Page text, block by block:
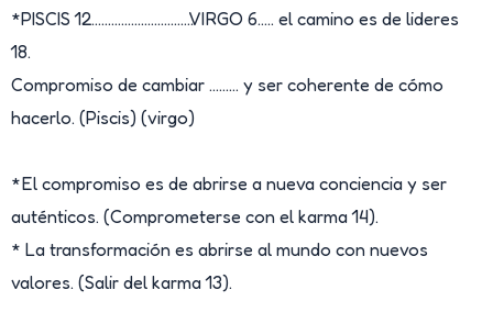
*PISCIS 12………………………….VIRGO 6….. el camino es de lideres
18.
Compromiso de cambiar ……… y ser coherente de cómo
hacerlo. (Piscis) (virgo)
*El compromiso es de abrirse a nueva conciencia y ser
auténticos. (Comprometerse con el karma 14).
* La transformación es abrirse al mundo con nuevos
valores. (Salir del karma 13).